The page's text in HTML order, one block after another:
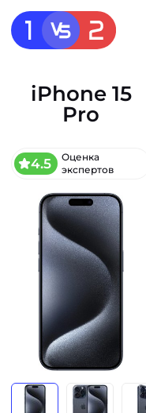
iPhone 15
Pro
4.5
Оценка
экспертов